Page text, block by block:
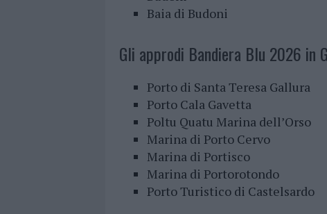
Baia di Budoni
Gli approdi Bandiera Blu 2026 in
Porto di Santa Teresa Gallura
Porto Cala Gavetta
Poltu Quatu Marina dell’Orso
Marina di Porto Cervo
Marina di Portisco
Marina di Portorotondo
Porto Turistico di Castelsardo